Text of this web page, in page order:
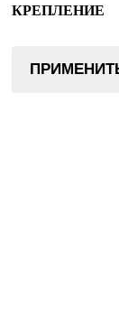
Bitdeer
CoolBitX
КРЕПЛЕНИЕ